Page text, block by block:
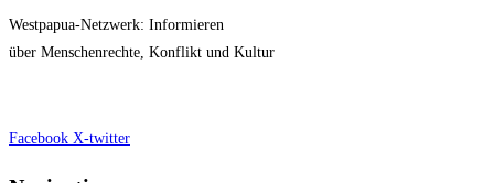
Westpapua-Netzwerk: Informieren
über Menschenrechte, Konflikt und Kultur
Facebook X-twitter